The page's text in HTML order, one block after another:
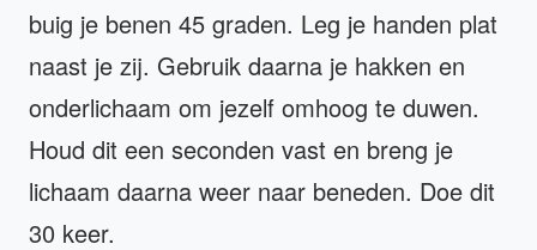
buig je benen 45 graden. Leg je handen plat
naast je zij. Gebruik daarna je hakken en
onderlichaam om jezelf omhoog te duwen.
Houd dit een seconden vast en breng je
lichaam daarna weer naar beneden. Doe dit
30 keer.